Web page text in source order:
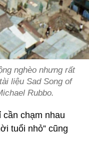
nghèo nhưng rất
liệu Sad Song of
Rubbo.
cần chạm nhau
tuổi nhỏ” cũng